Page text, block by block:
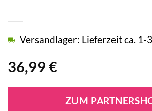
36,99 €
Versandlager: Lieferzeit ca. 1-
ZUM